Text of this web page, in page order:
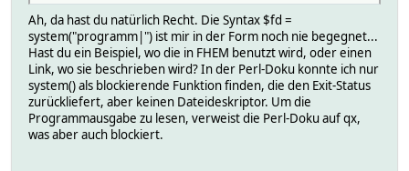
Ah, da hast du natürlich Recht. Die Syntax $fd =
system("programm|") ist mir in der Form noch nie begegnet...
Hast du ein Beispiel, wo die in FHEM benutzt wird, oder einen
Link, wo sie beschrieben wird? In der Perl-Doku konnte ich nur
system() als blockierende Funktion finden, die den Exit-Status
zurückliefert, aber keinen Dateideskriptor. Um die
Programmausgabe zu lesen, verweist die Perl-Doku auf qx,
was aber auch blockiert.